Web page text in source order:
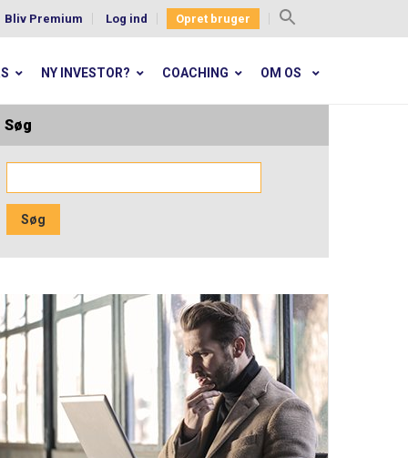
Bliv Premium Log ind Opret bruger
NY INVESTOR? COACHING OM OS
Søg